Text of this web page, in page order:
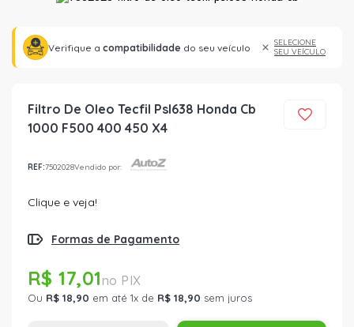
Verifique a compatibilidade do seu veículo
SELECIONE
SEU VEÍCULO
Filtro De Oleo Tecfil Psl638 Honda Cb
1000 F500 400 450 X4
REF:7502028Vendido por:
Clique e veja!
Formas de Pagamento
R$ 17,01
Ou R$ 18,90 em até 1x de R$ 18,90 sem juros